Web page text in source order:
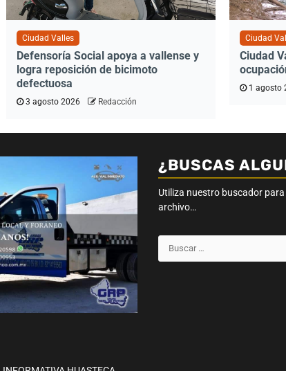
Ciudad Valles
Defensoría Social apoya a vallense y
logra reposición de bicimoto
defectuosa
3 agosto 2026 Redacción
Ciudad
Ciudad
1 agosto
¿BUSCAS
Utiliza nuestro buscador
archivo…